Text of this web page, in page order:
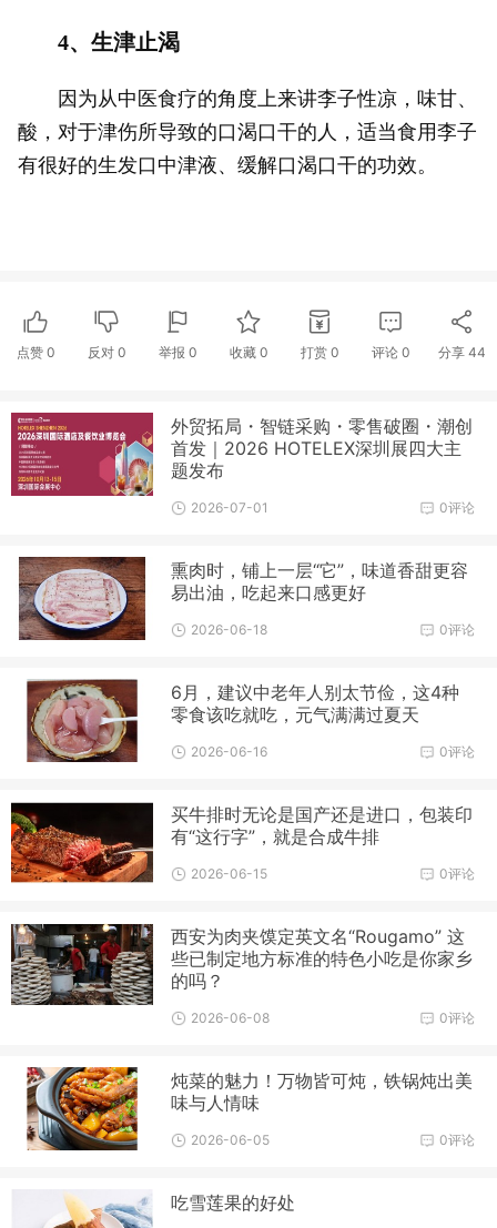
4、生津止渴
因为从中医食疗的角度上来讲李子性凉，味甘、
酸，对于津伤所导致的口渴口干的人，适当食用李子
有很好的生发口中津液、缓解口渴口干的功效。
点赞 0 反对 0 举报 0 收藏 0 打赏 0 评论 0 分享 44
外贸拓局・智链采购・零售破圈・潮创
首发｜2026 HOTELEX深圳展四大主
题发布
0评论
2026-07-01
熏肉时，铺上一层“它”，味道香甜更容
易出油，吃起来口感更好
0评论
2026-06-18
6月，建议中老年人别太节俭，这4种
零食该吃就吃，元气满满过夏天
0评论
2026-06-16
买牛排时无论是国产还是进口，包装印
有“这行字”，就是合成牛排
0评论
2026-06-15
西安为肉夹馍定英文名“Rougamo” 这
些已制定地方标准的特色小吃是你家乡
的吗？
0评论
2026-06-08
炖菜的魅力！万物皆可炖，铁锅炖出美
味与人情味
0评论
2026-06-05
吃雪莲果的好处